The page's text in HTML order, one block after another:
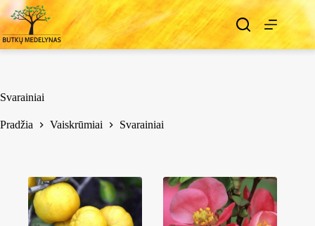
Svarainiai
Pradžia Vaiskrūmiai Svarainiai